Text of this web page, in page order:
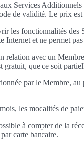
Services
de validité. Le prix
les fonctionnalités
et ne permet
relation avec un
gratuit, que ce soit
par le Membre,
les modalités de
à compter de la
carte bancaire.